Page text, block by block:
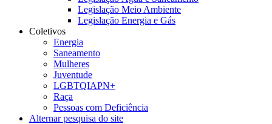
Legislação Meio Ambiente
Legislação Energia e Gás
Coletivos
Energia
Saneamento
Mulheres
Juventude
LGBTQIAPN+
Raça
Pessoas com Deficiência
Alternar pesquisa do site